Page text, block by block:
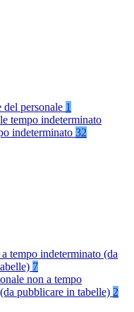
del personale 1
tempo indeterminato
indeterminato 32
tempo indeterminato (da
7
non a tempo
pubblicare in tabelle) 2